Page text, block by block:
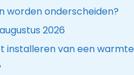
worden onderscheiden?
2026
installeren van een